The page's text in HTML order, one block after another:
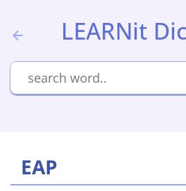
LEARNit
EAP